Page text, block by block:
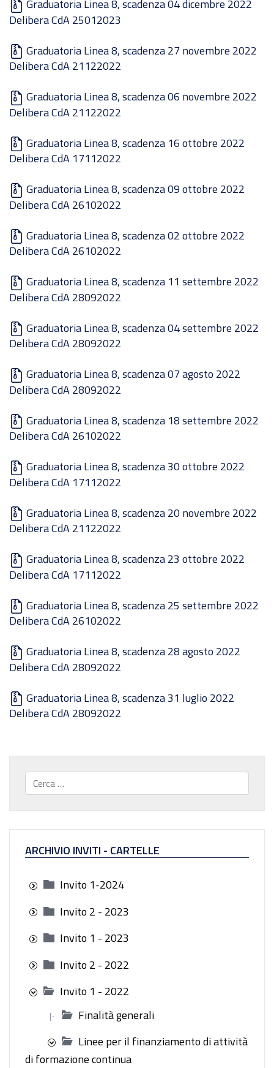
Graduatoria Linea 8, scadenza 04 dicembre 2022
Delibera CdA 25012023
Graduatoria Linea 8, scadenza 27 novembre 2022
Delibera CdA 21122022
Graduatoria Linea 8, scadenza 06 novembre 2022
Delibera CdA 21122022
Graduatoria Linea 8, scadenza 16 ottobre 2022
Delibera CdA 17112022
Graduatoria Linea 8, scadenza 09 ottobre 2022
Delibera CdA 26102022
Graduatoria Linea 8, scadenza 02 ottobre 2022
Delibera CdA 26102022
Graduatoria Linea 8, scadenza 11 settembre 2022
Delibera CdA 28092022
Graduatoria Linea 8, scadenza 04 settembre 2022
Delibera CdA 28092022
Graduatoria Linea 8, scadenza 07 agosto 2022
Delibera CdA 28092022
Graduatoria Linea 8, scadenza 18 settembre 2022
Delibera CdA 26102022
Graduatoria Linea 8, scadenza 30 ottobre 2022
Delibera CdA 17112022
Graduatoria Linea 8, scadenza 20 novembre 2022
Delibera CdA 21122022
Graduatoria Linea 8, scadenza 23 ottobre 2022
Delibera CdA 17112022
Graduatoria Linea 8, scadenza 25 settembre 2022
Delibera CdA 26102022
Graduatoria Linea 8, scadenza 28 agosto 2022
Delibera CdA 28092022
Graduatoria Linea 8, scadenza 31 luglio 2022
Delibera CdA 28092022
Cerca...
ARCHIVIO INVITI - CARTELLE
Invito 1-2024
Invito 2 - 2023
Invito 1 - 2023
Invito 2 - 2022
Invito 1 - 2022
|-
Finalità generali
Linee per il finanziamento di attività
di formazione continua